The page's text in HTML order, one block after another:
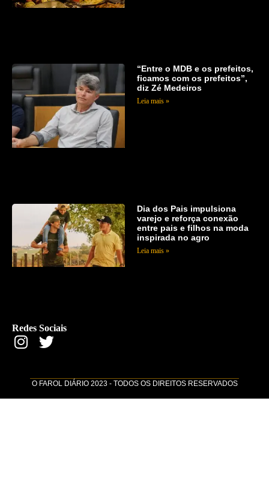
“Entre o MDB e os prefeitos,
ficamos com os prefeitos”,
diz Zé Medeiros
Leia mais »
Dia dos Pais impulsiona
varejo e reforça conexão
entre pais e filhos na moda
inspirada no agro
Leia mais »
Redes Sociais
O FAROL DIÁRIO 2023 - TODOS OS DIREITOS RESERVADOS